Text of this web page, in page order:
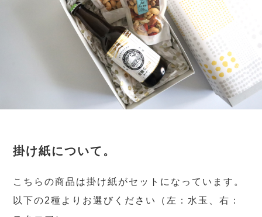
掛け紙について。
こちらの商品は掛け紙がセットになっています。
以下の2種よりお選びください（左：水玉、右：